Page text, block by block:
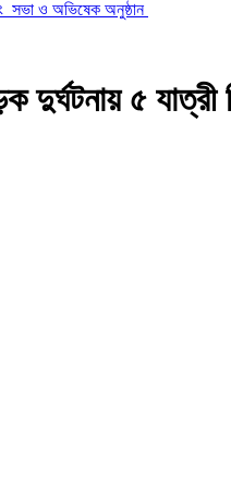
সভা ও অভিষেক অনুষ্ঠান
দুর্ঘটনায় ৫ যাত্রী